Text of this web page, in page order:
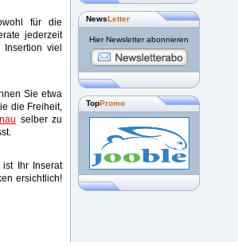
für die
jederzeit
viel
Sie etwa
die Freiheit,
selber zu
ist Ihr Inserat
ersichtlich!
NewsLetter
Hier Newsletter abonnieren
TopPromo